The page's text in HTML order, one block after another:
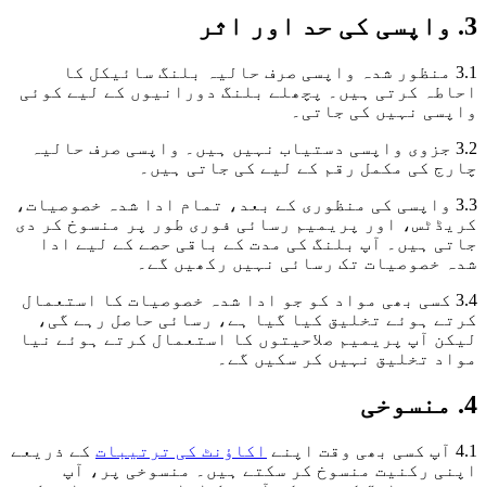
3. واپسی کی حد اور اثر
3.1 منظور شدہ واپسی صرف حالیہ بلنگ سائیکل کا
احاطہ کرتی ہیں۔ پچھلے بلنگ دورانیوں کے لیے کوئی
واپسی نہیں کی جاتی۔
3.2 جزوی واپسی دستیاب نہیں ہیں۔ واپسی صرف حالیہ
چارج کی مکمل رقم کے لیے کی جاتی ہیں۔
3.3 واپسی کی منظوری کے بعد، تمام ادا شدہ خصوصیات،
کریڈٹس، اور پریمیم رسائی فوری طور پر منسوخ کر دی
جاتی ہیں۔ آپ بلنگ کی مدت کے باقی حصے کے لیے ادا
شدہ خصوصیات تک رسائی نہیں رکھیں گے۔
3.4 کسی بھی مواد کو جو ادا شدہ خصوصیات کا استعمال
کرتے ہوئے تخلیق کیا گیا ہے، رسائی حاصل رہے گی،
لیکن آپ پریمیم صلاحیتوں کا استعمال کرتے ہوئے نیا
مواد تخلیق نہیں کر سکیں گے۔
4. منسوخی
4.1 آپ کسی بھی وقت اپنے اکاؤنٹ کی ترتیبات کے ذریعے
اپنی رکنیت منسوخ کر سکتے ہیں۔ منسوخی پر، آپ